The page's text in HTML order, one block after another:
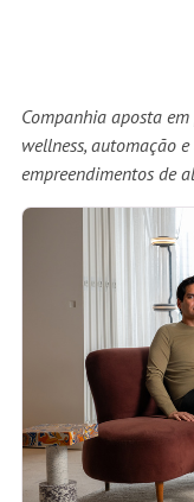
Companhia aposta
wellness, automação
empreendimentos de